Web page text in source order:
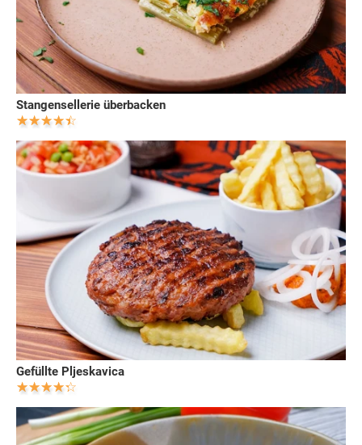
Stangensellerie überbacken
Gefüllte Pljeskavica